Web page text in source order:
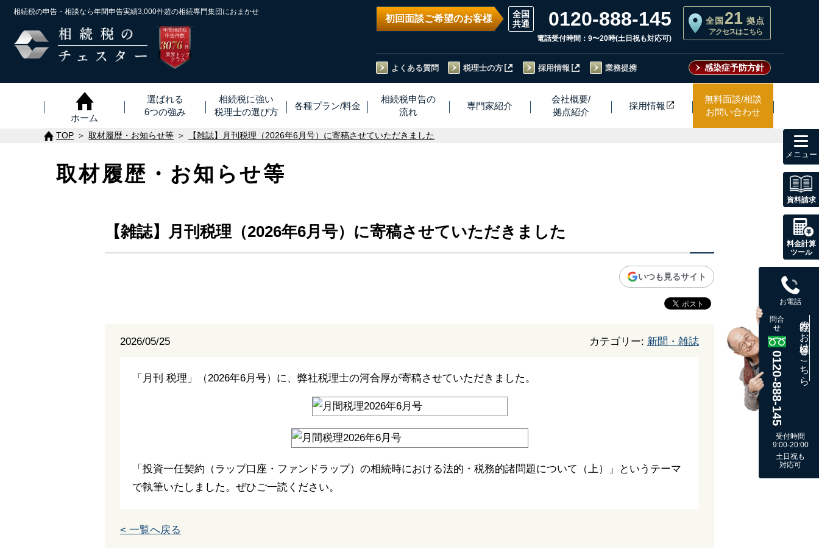
相続税の申告・相談なら年間申告実績3,000件超の相続専門集団におまかせ
年間相続税
申告件数
3076 ※
件
業界トップ
クラス
初回面談ご希望のお客様 0120-888-145
電話受付時間：9〜20時(土日祝も対応可)
全国 21 拠点
アクセスはこちら
よくある質問 税理士の方 採用情報 業務提携 感染症予防方針
ホーム
選ばれる
6つの強み
相続税に強い
税理士の選び方
各種プラン/料金
相続税申告の
流れ
専門家紹介
会社概要/
拠点紹介
採用情報
無料面談/相談
お問い合わせ
TOP 取材履歴・お知らせ等 【雑誌】月刊税理（2026年6月号）に寄稿させていただきました
取材履歴・お知らせ等
【雑誌】月刊税理（2026年6月号）に寄稿させていただきました
いつも見るサイト
2026/05/25 カテゴリー: 新聞・雑誌
「月刊 税理」（2026年6月号）に、弊社税理士の河合厚が寄稿させていただきました。
「投資一任契約（ラップ口座・ファンドラップ）の相続時における法的・税務的諸問題について（上）」というテーマ
で執筆いたしました。ぜひご一読ください。
< 一覧へ戻る
資料請求
料金計算
ツール
お電話
問合
せ
0120-888-145
既存のお客様はこちら
受付時間
9:00-20:00
土日祝も
対応可